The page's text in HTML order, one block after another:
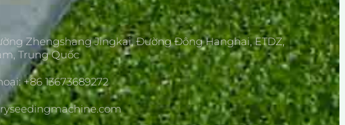
Zhengshang Jingkai, Đường Đông Hanghai, ETDZ,
Trung Quốc
+86 13673689272